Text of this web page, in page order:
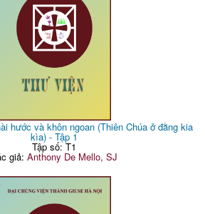
hước và khôn ngoan (Thiên Chúa ở đằng kia
kìa) - Tập 1
Tập số: T1
giả: Anthony De Mello, SJ